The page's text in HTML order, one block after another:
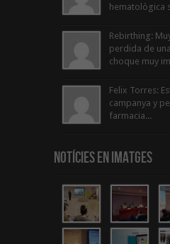
hematològica
Rebirthing:
perdida de
choque muy
Felix Torres:
campanya y
farmacia...
Notícies en Imatges